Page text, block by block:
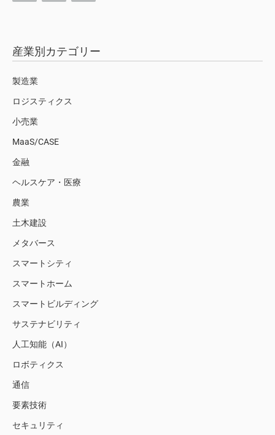
産業別カテゴリー
製造業
ロジスティクス
小売業
MaaS/CASE
金融
ヘルスケア・医療
農業
土木建設
メタバース
スマートシティ
スマートホーム
スマートビルディング
サステナビリティ
人工知能（AI）
ロボティクス
通信
要素技術
セキュリティ